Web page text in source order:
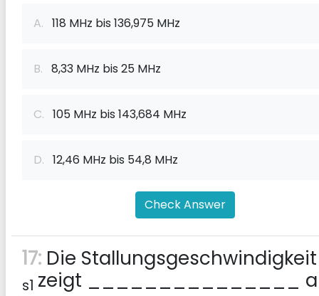
A. 118 MHz bis 136,975 MHz
B. 8,33 MHz bis 25 MHz
C. 105 MHz bis 143,684 MHz
D. 12,46 MHz bis 54,8 MHz
Check Answer
17: Die
s1 zeigt _______________